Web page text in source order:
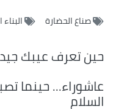
صناع الحضارة
حين تعرف عيبك
عاشوراء... حينما
السلام